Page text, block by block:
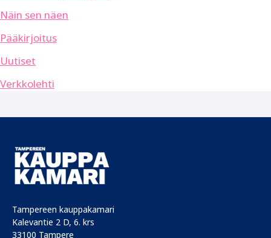
Näin sen näen
Pääkirjoitus
Uutiset
Verkkolehti
Tampereen kauppakamari
Kalevantie 2 D, 6. krs
33100 Tampere